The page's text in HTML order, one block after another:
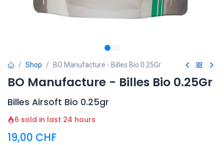
Shop BO Manufacture - Billes Bio 0.25Gr
BO Manufacture - Billes Bio 0.25Gr
Billes Airsoft Bio 0.25gr
6 sold in last 24 hours
19,00 CHF